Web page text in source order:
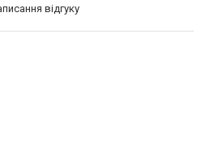
відгуку